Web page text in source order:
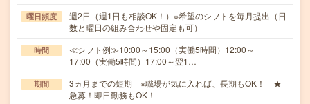
曜日頻度
週2日（週1日も相談OK！）※希望のシフトを毎月提出（日
数と曜日の組み合わせや固定も可）
時間
≪シフト例≫10:00～15:00（実働5時間）12:00～
17:00（実働5時間）17:00～翌1…
期間
3ヵ月までの短期 ※職場が気に入れば、長期もOK！ ★
急募！即日勤務もOK！